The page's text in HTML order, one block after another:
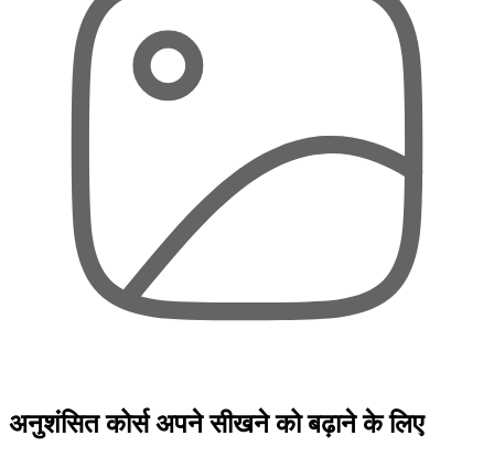
अनुशंसित कोर्स अपने सीखने को बढ़ाने के लिए